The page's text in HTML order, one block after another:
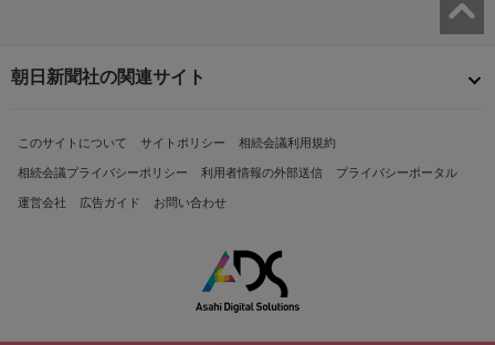
朝日新聞社の関連サイト
このサイトについて サイトポリシー 相続会議利用規約
相続会議プライバシーポリシー 利用者情報の外部送信 プライバシーポータル
運営会社 広告ガイド お問い合わせ